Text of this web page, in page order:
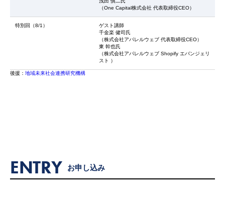
（One Capital株式会社 代表取締役CEO）
特別回（8/1）
ゲスト講師
千金楽 健司氏
（株式会社アパレルウェブ 代表取締役CEO）
東 幹也氏
（株式会社アパレルウェブ Shopify エバンジェリ
スト ）
後援： 地域未来社会連携研究機構
ENTRY お申し込み